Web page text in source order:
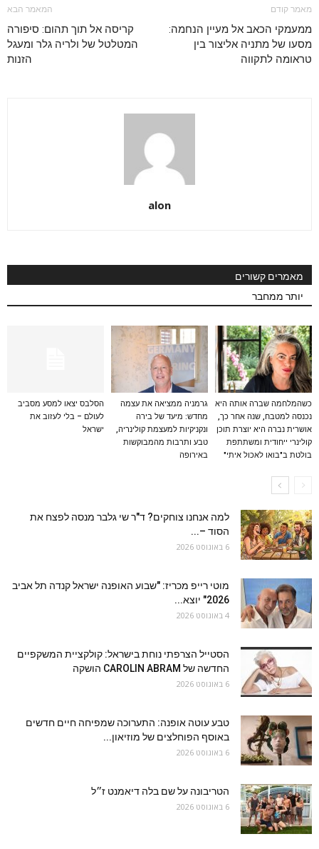
מאמר קודם
ממעמקי הכאב אל מעיין הנחמה:
מסעו של מתניה אליצור בין
טראומה לתקווה
המאמר הבא
קריסה אל תוך תהום: סיפורה
המטלטל של ולריה גלר ומעגל
הזנות
alon
מאמרים קשורים
יותר ממחבר
כשהמלחמה שברה אותה היא
נכנסה למטבח, שנה אחר כך,
אושרית נברה היא יוצרת תוכן
קולינרי ייחודית ומשתתפת
בולטת ב"בואו לאכול איתי"
גרמניה ממציאה את עצמה
מחדש: מיעד של בירה
ונקניקיות למעצמת קולינריה,
טבע ותרבות מהמבוקשות
באירופה
הסלבס יצאו למסע מסביב
לעולם – בלי לעזוב את
ישראל
למה אנחנו צוחקים? ד"ר שי גלבר מנסה לפצח את
הסוד –...
6 באוגוסט 2026
מוטי רייפ מכריז: "שבוע האופנה ישראל קנדה תל אביב
2026" יוצא...
4 באוגוסט 2026
הסטייל הצרפתי נוחת בישראל: קולקציית המשקפיים
החדשה של CAROLIN ABRAM הושקה
6 באוגוסט 2026
טבע עוטה אופנה: התערוכה שמפיחה חיים חדשים
באוסף הפוחלצים של מוזיאון...
6 באוגוסט 2026
הטריבונה על שם בלה דיאמנט ז״ל
6 באוגוסט 2026